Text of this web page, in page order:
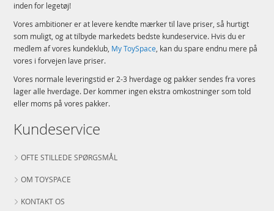
inden for legetøj!
Vores ambitioner er at levere kendte mærker til lave priser, så hurtigt
som muligt, og at tilbyde markedets bedste kundeservice. Hvis du er
medlem af vores kundeklub, My ToySpace, kan du spare endnu mere på
vores i forvejen lave priser.
Vores normale leveringstid er 2-3 hverdage og pakker sendes fra vores
lager alle hverdage. Der kommer ingen ekstra omkostninger som told
eller moms på vores pakker.
Kundeservice
OFTE STILLEDE SPØRGSMÅL
OM TOYSPACE
KONTAKT OS